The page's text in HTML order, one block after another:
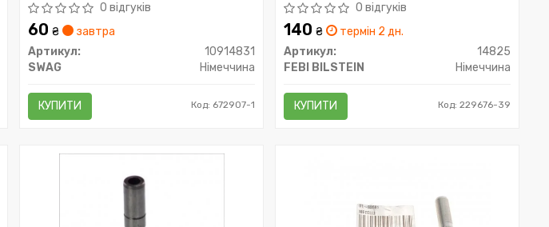
0 відгуків
60₴
завтра
Артикул:
10914831
SWAG
Німеччина
КУПИТИ Код: 672907-1
0 відгуків
140₴
термін 2 дн.
Артикул:
14825
FEBI BILSTEIN
Німеччина
КУПИТИ Код: 229676-39